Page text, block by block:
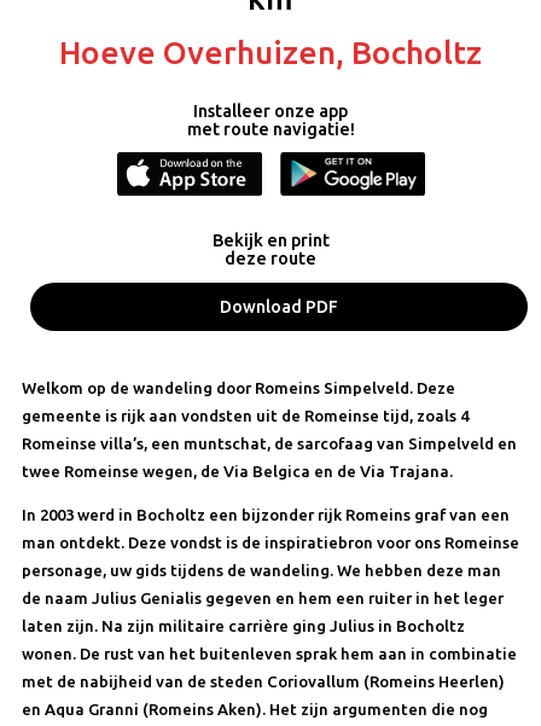
Hoeve Overhuizen, Bocholtz
Installeer onze app
met route navigatie!
Bekijk en print
deze route
Download PDF
Welkom op de wandeling door Romeins Simpelveld. Deze
gemeente is rijk aan vondsten uit de Romeinse tijd, zoals 4
Romeinse villa’s, een muntschat, de sarcofaag van Simpelveld en
twee Romeinse wegen, de Via Belgica en de Via Trajana.
In 2003 werd in Bocholtz een bijzonder rijk Romeins graf van een
man ontdekt. Deze vondst is de inspiratiebron voor ons Romeinse
personage, uw gids tijdens de wandeling. We hebben deze man
de naam Julius Genialis gegeven en hem een ruiter in het leger
laten zijn. Na zijn militaire carrière ging Julius in Bocholtz
wonen. De rust van het buitenleven sprak hem aan in combinatie
met de nabijheid van de steden Coriovallum (Romeins Heerlen)
en Aqua Granni (Romeins Aken). Het zijn argumenten die nog